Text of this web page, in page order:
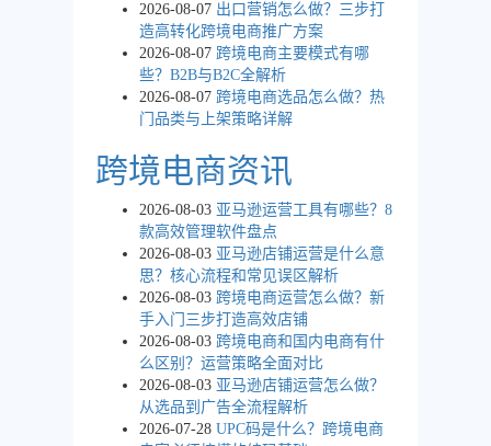
2026-08-07 出口营销怎么做？三步打
造高转化跨境电商推广方案
2026-08-07 跨境电商主要模式有哪
些？B2B与B2C全解析
2026-08-07 跨境电商选品怎么做？热
门品类与上架策略详解
跨境电商资讯
2026-08-03 亚马逊运营工具有哪些？8
款高效管理软件盘点
2026-08-03 亚马逊店铺运营是什么意
思？核心流程和常见误区解析
2026-08-03 跨境电商运营怎么做？新
手入门三步打造高效店铺
2026-08-03 跨境电商和国内电商有什
么区别？运营策略全面对比
2026-08-03 亚马逊店铺运营怎么做？
从选品到广告全流程解析
2026-07-28 UPC码是什么？跨境电商